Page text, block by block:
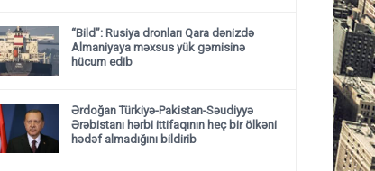
“Bild”: Rusiya dronları Qara dənizdə
Almaniyaya məxsus yük gəmisinə
hücum edib
Ərdoğan Türkiyə-Pakistan-Səudiyyə
Ərəbistanı hərbi ittifaqının heç bir ölkəni
hədəf almadığını bildirib